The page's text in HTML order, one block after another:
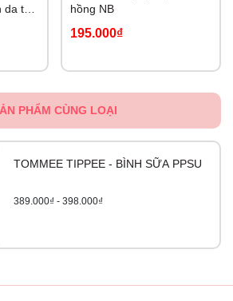
trời
hồng NB
195.000₫
PHẨM CÙNG LOẠI
TOMMEE TIPPEE - BÌNH SỮA PPSU
389.000₫ - 398.000₫